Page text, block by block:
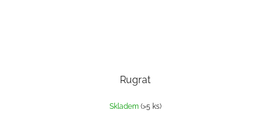
Rugrat
Skladem (>5 ks)